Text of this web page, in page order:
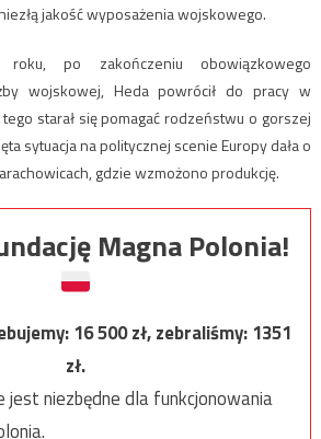
jakość wyposażenia wojskowego.
po zakończeniu obowiązkowego
wojskowej, Heda powrócił do pracy w
starał się pomagać rodzeństwu o gorszej
sytuacja na politycznej scenie Europy dała o
gdzie wzmożono produkcję.
Magna Polonia!
16 500zł, zebraliśmy:1351
zł.
niezbędne dla funkcjonowania